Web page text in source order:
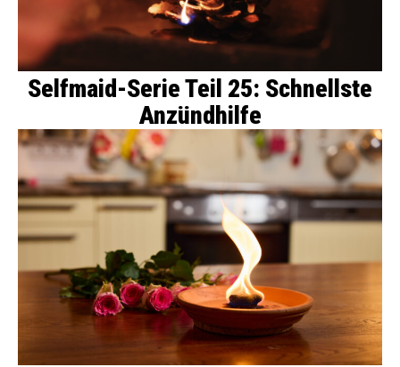
Selfmaid-Serie Teil 25: Schnellste
Anzündhilfe